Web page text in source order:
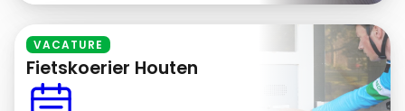
VACATURE
Fietskoerier Houten